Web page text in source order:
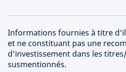
Informations fournies à titre
et ne constituant pas une
d’investissement dans les
susmentionnés.